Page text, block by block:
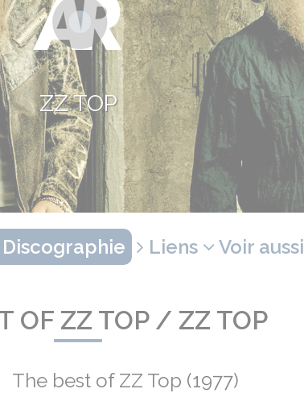
ZZ TOP
Discographie Liens Voir aussi
OF ZZ TOP / ZZ TOP
The best of ZZ Top (1977)